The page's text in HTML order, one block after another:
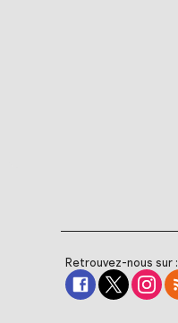
Retrouvez-nous sur :